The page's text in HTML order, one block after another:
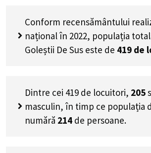
Conform recensământului
național în 2022, populația
Goleștii De Sus este de 419 de
Dintre cei 419 de locuitori, 205
masculin, în timp ce populația
numără 214 de persoane.